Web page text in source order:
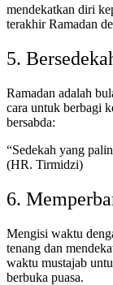
mendekatkan diri
terakhir Ramadan
5.
Ramadan adalah
cara untuk berbagi
bersabda:
“Sedekah yang
(HR. Tirmidzi)
6.
Mengisi waktu
tenang dan
waktu mustajab
berbuka puasa.